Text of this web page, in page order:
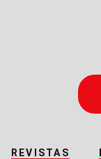
REVISTAS